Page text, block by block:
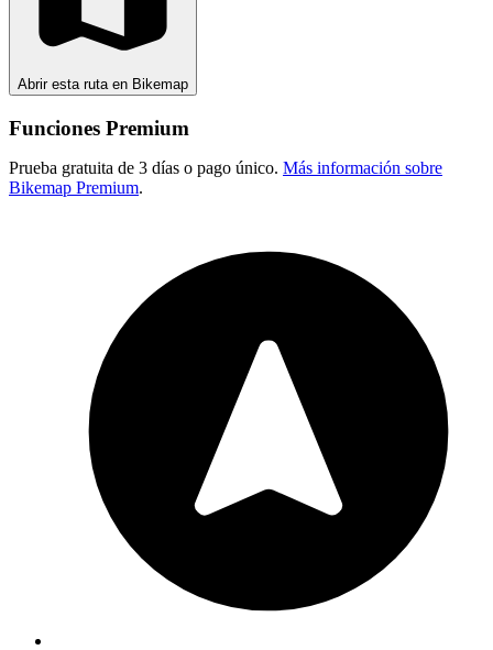
Abrir esta ruta en Bikemap
Funciones Premium
Prueba gratuita de 3 días o pago único. Más información sobre
Bikemap Premium.